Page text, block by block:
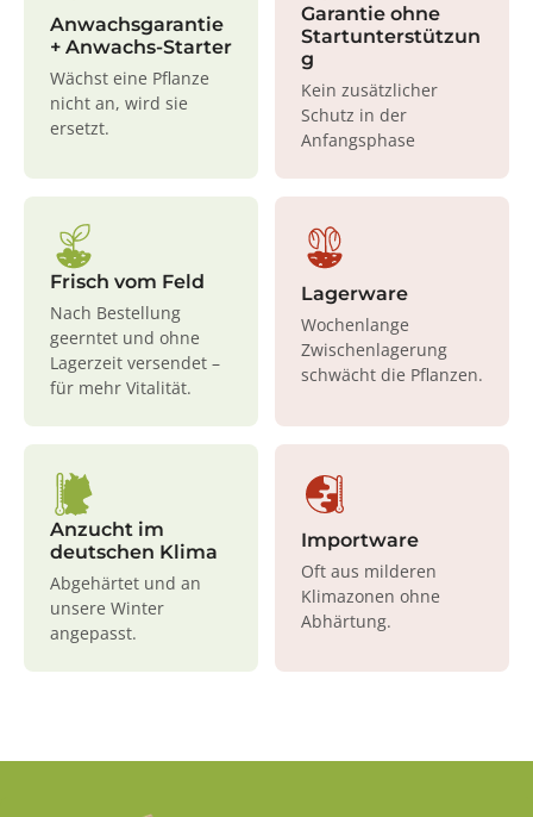
Anwachsgarantie
+ Anwachs-Starter
Wächst eine Pflanze
nicht an, wird sie
ersetzt.
Garantie ohne
Startunterstützun
g
Kein zusätzlicher
Schutz in der
Anfangsphase
Frisch vom Feld
Nach Bestellung
geerntet und ohne
Lagerzeit versendet –
für mehr Vitalität.
Lagerware
Wochenlange
Zwischenlagerung
schwächt die Pflanzen.
Anzucht im
deutschen Klima
Abgehärtet und an
unsere Winter
angepasst.
Importware
Oft aus milderen
Klimazonen ohne
Abhärtung.